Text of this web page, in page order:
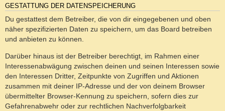
GESTATTUNG DER DATENSPEICHERUNG
Du gestattest dem Betreiber, die von dir eingegebenen und oben
näher spezifizierten Daten zu speichern, um das Board betreiben
und anbieten zu können.
Darüber hinaus ist der Betreiber berechtigt, im Rahmen einer
Interessenabwägung zwischen deinen und seinen Interessen sowie
den Interessen Dritter, Zeitpunkte von Zugriffen und Aktionen
zusammen mit deiner IP-Adresse und der von deinem Browser
übermittelter Browser-Kennung zu speichern, sofern dies zur
Gefahrenabwehr oder zur rechtlichen Nachverfolgbarkeit